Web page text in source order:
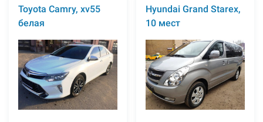
Toyota Camry, xv55
белая
Hyundai Grand Starex,
10 мест